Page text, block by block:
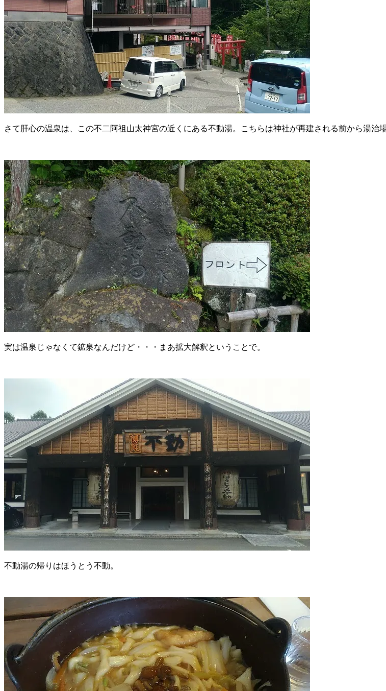
さて肝心の温泉は、この不二阿祖山太神宮の近くにある不動湯。こちらは神社が再建される前から湯治
実は温泉じゃなくて鉱泉なんだけど・・・まあ拡大解釈ということで。
不動湯の帰りはほうとう不動。